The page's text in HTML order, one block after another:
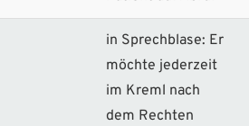
in Sprechblase: Er
möchte jederzeit
im Kreml nach
dem Rechten